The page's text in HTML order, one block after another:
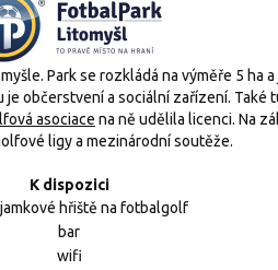
Park se rozkládá na výměře 5 ha
občerstvení a sociální zařízení.
asociace na ně udělila licenci. Na
ligy a mezinárodní soutěže.
K dispozici
hřiště na fotbalgolf
bar
wifi